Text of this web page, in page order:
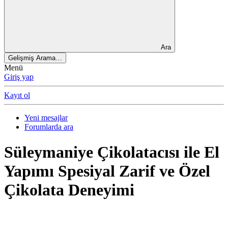
Ara
Gelişmiş Arama…
Menü
Giriş yap
Kayıt ol
Yeni mesajlar
Forumlarda ara
Süleymaniye Çikolatacısı ile El
Yapımı Spesiyal Zarif ve Özel
Çikolata Deneyimi